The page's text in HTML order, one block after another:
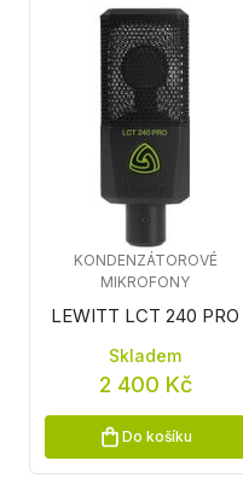
LEWITT LCT 240 PRO
KONDENZÁTOROVÉ
MIKROFONY
Skladem
2 400 Kč
Do košíku